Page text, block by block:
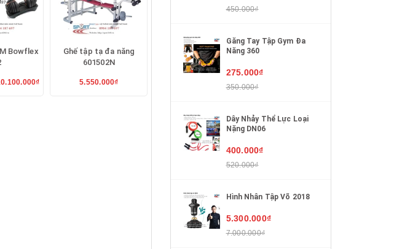
Bowflex
Ghế tập tạ đa năng
601502N
5.550.000₫
450.000₫
Găng Tay Tập Gym Đa
Năng 360
275.000₫
350.000₫
Dây Nhảy Thể Lực Loại
Nặng DN06
400.000₫
520.000₫
Hình Nhân Tập Võ 2018
5.300.000₫
7.000.000₫